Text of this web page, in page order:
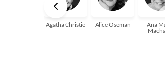
Agatha Christie Alice Oseman
Ana